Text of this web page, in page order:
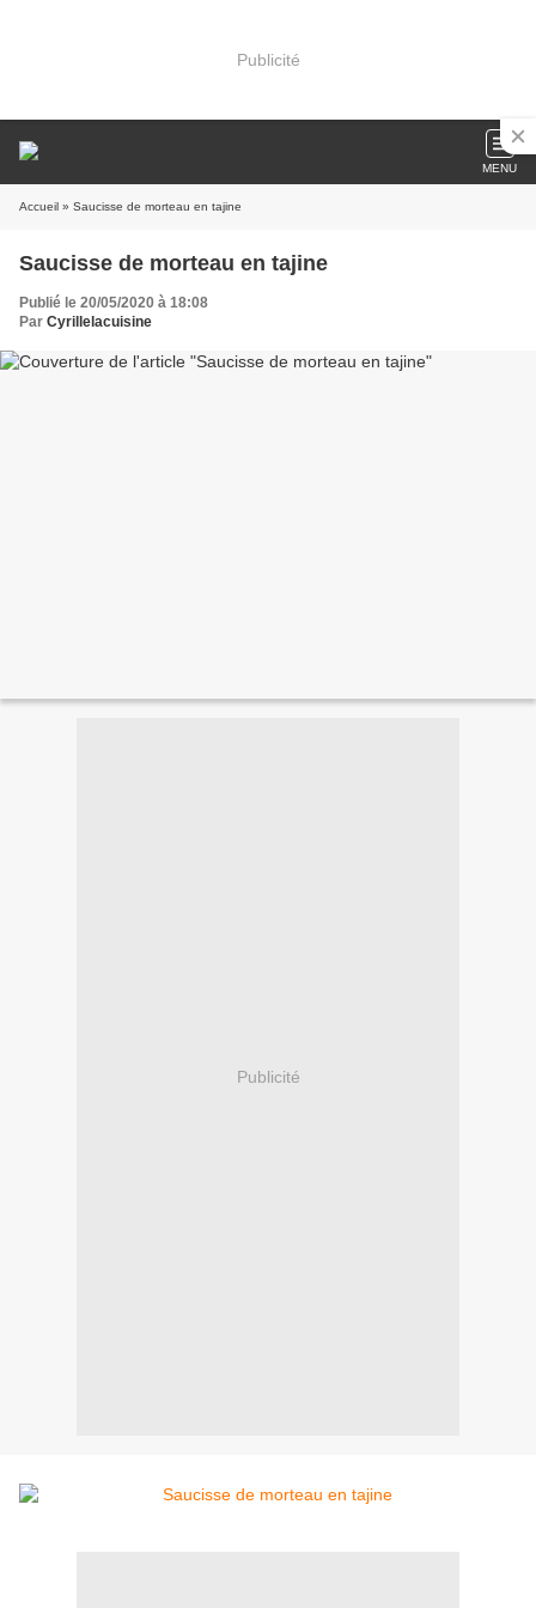
Publicité
MENU
Accueil » Saucisse de morteau en tajine
Saucisse de morteau en tajine
Publié le 20/05/2020 à 18:08
Par Cyrillelacuisine
Publicité